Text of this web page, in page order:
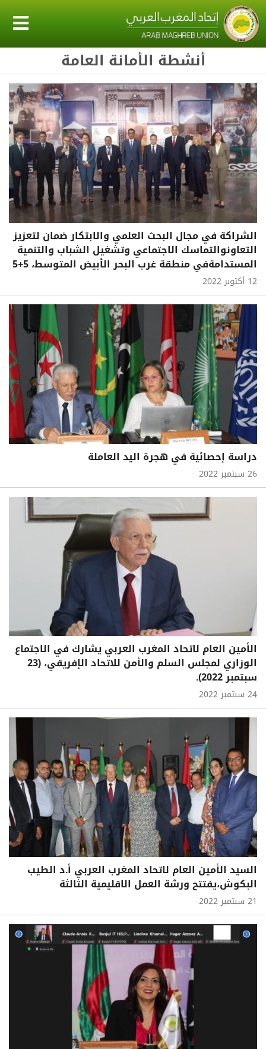
أنشطة الأمانة العامة
الشراكة في مجال البحث العلمي والابتكار ضمان لتعزيز
التعاونوالتماسك الاجتماعي وتشغيل الشباب والتنمية
المستدامةفي منطقة غرب البحر الأبيض المتوسط، 5+5
12 أكتوبر 2022
دراسة إحصائية في هجرة اليد العاملة
26 سبتمبر 2022
الأمين العام لاتحاد المغرب العربي يشارك في الاجتماع
الوزاري لمجلس السلم والأمن للاتحاد الإفريقي، (23
سبتمبر 2022).
24 سبتمبر 2022
السيد الأمين العام لاتحاد المغرب العربي أ.د الطيب
البكوش،يفتتح ورشة العمل الاقليمية الثالثة
21 سبتمبر 2022